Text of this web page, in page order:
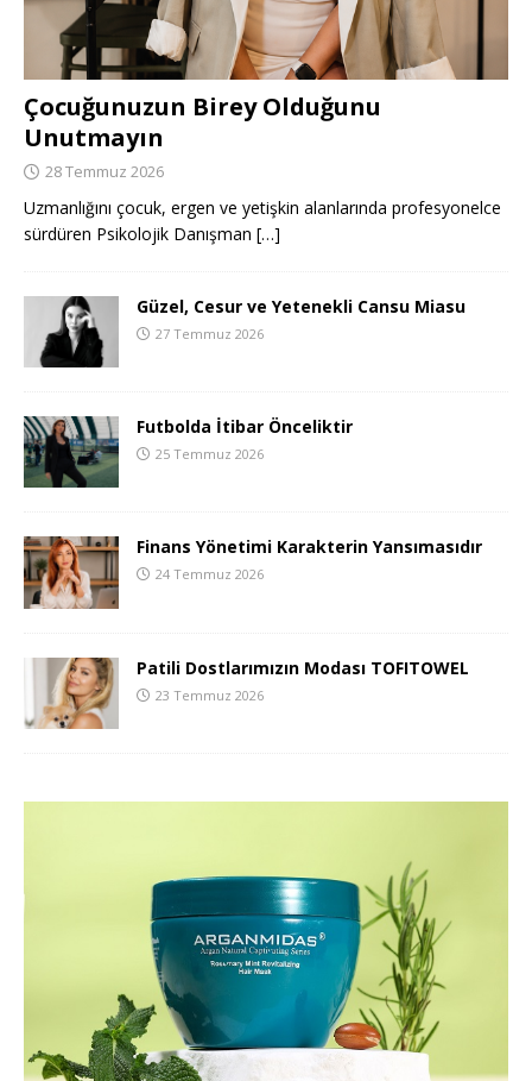
Çocuğunuzun Birey Olduğunu
Unutmayın
28 Temmuz 2026
Uzmanlığını çocuk, ergen ve yetişkin alanlarında profesyonelce
sürdüren Psikolojik Danışman […]
Güzel, Cesur ve Yetenekli Cansu Miasu
27 Temmuz 2026
Futbolda İtibar Önceliktir
25 Temmuz 2026
Finans Yönetimi Karakterin Yansımasıdır
24 Temmuz 2026
Patili Dostlarımızın Modası TOFITOWEL
23 Temmuz 2026